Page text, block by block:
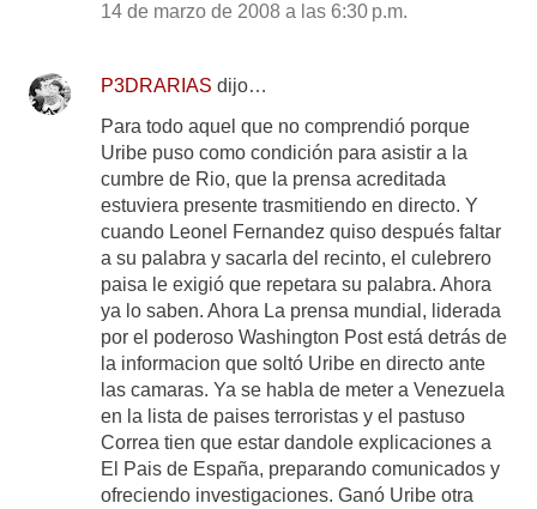
14 de marzo de 2008 a las 6:30 p.m.
P3DRARIAS dijo…
Para todo aquel que no comprendió porque
Uribe puso como condición para asistir a la
cumbre de Rio, que la prensa acreditada
estuviera presente trasmitiendo en directo. Y
cuando Leonel Fernandez quiso después faltar
a su palabra y sacarla del recinto, el culebrero
paisa le exigió que repetara su palabra. Ahora
ya lo saben. Ahora La prensa mundial, liderada
por el poderoso Washington Post está detrás de
la informacion que soltó Uribe en directo ante
las camaras. Ya se habla de meter a Venezuela
en la lista de paises terroristas y el pastuso
Correa tien que estar dandole explicaciones a
El Pais de España, preparando comunicados y
ofreciendo investigaciones. Ganó Uribe otra